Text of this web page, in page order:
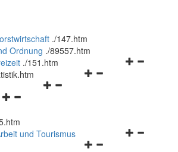
./147.htm
Ordnung ./89557.htm
Navigationsmenü
./151.htm
Navigationsmenü
Navigationsmenü
und
schließen
Navigationsmenü
und Tourismus